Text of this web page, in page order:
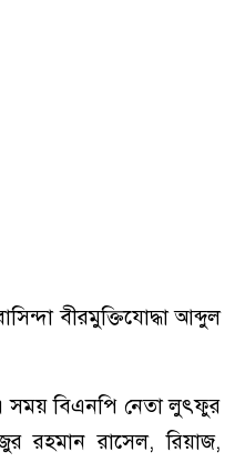
বীরমুক্তিযোদ্ধা আব্দুল
সময় বিএনপি নেতা লুৎফুর
রহমান রাসেল, রিয়াজ,